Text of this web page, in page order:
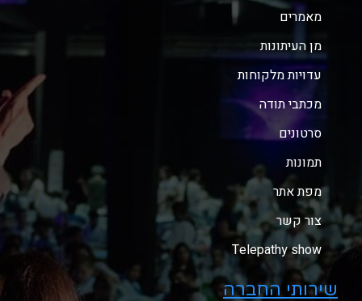
מאמרים
מן העיתונות
עדויות מלקוחות
מכתבי תודה
סרטונים
תמונות
מפת אתר
צור קשר
Telepathy show
שירותי החברה